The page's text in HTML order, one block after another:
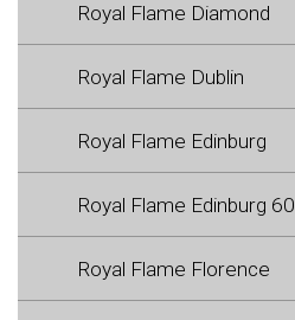
Royal Flame Diamond
Royal Flame Dublin
Royal Flame Edinburg
Royal Flame Edinburg 60
Royal Flame Florence